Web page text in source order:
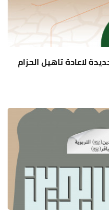
لاعادة تاهيل الحزام